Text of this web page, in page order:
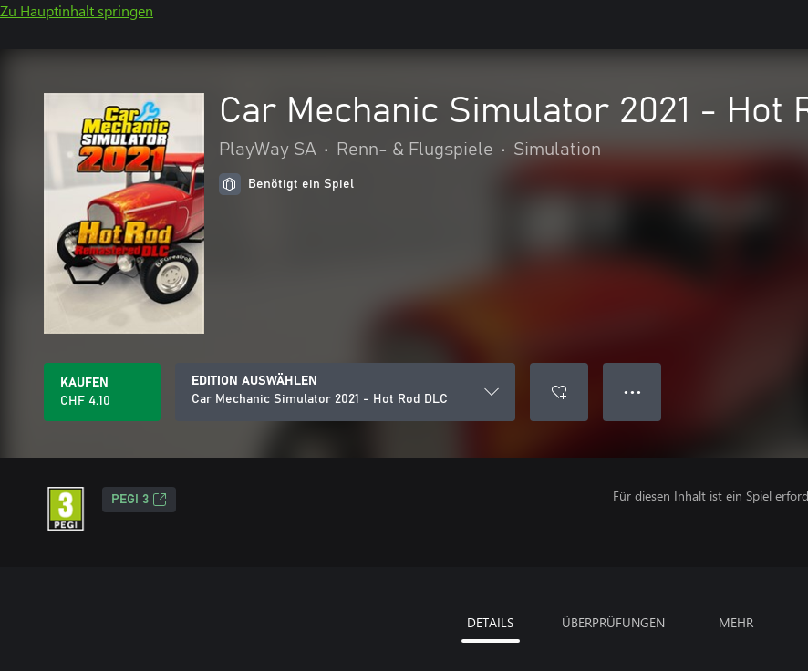
Zu Hauptinhalt springen
Car Mechanic Simulator 2021 - Hot
PlayWay SA • Renn- & Flugspiele • Simulation
Benötigt ein Spiel
KAUFEN
CHF 4.10
EDITION AUSWÄHLEN
Car Mechanic Simulator 2021 - Hot Rod DLC
● ● ●
PEGI 3 Für diesen Inhalt ist ein Spiel
DETAILS ÜBERPRÜFUNGEN MEHR